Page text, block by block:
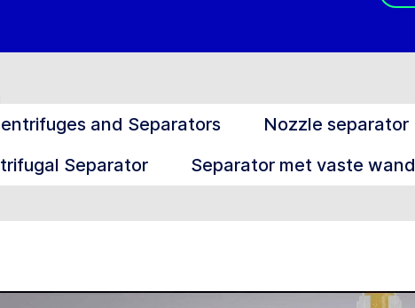
and Separators Nozzle separator
Separator
Separator met vaste wand